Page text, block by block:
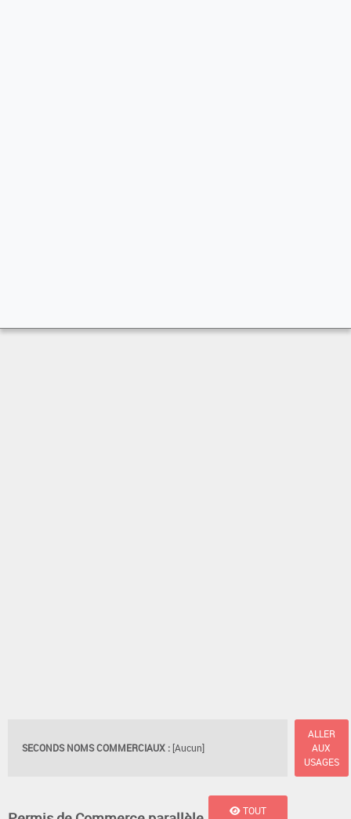
SECONDS NOMS COMMERCIAUX : [Aucun]
ALLER
AUX
USAGES
TOUT